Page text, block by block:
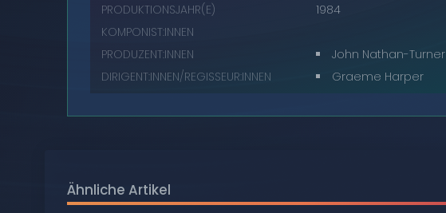
PRODUKTIONSJAHR(E)
1984
KOMPONIST:INNEN
PRODUZENT:INNEN
John Nathan-Turner
DIRIGENT:INNEN/REGISSEUR:INNEN
Graeme Harper
Ähnliche Artikel